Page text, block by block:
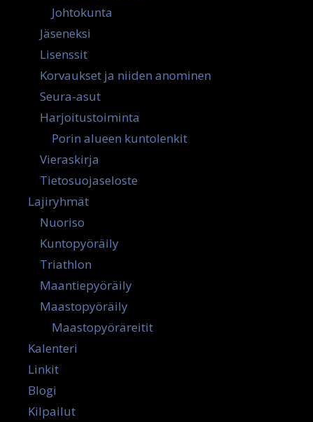
Johtokunta
Jäseneksi
Lisenssit
Korvaukset ja niiden anominen
Seura-asut
Harjoitustoiminta
Porin alueen kuntolenkit
Vieraskirja
Tietosuojaseloste
Lajiryhmät
Nuoriso
Kuntopyöräily
Triathlon
Maantiepyöräily
Maastopyöräily
Maastopyöräreitit
Kalenteri
Linkit
Blogi
Kilpailut